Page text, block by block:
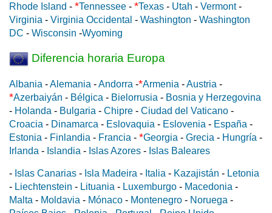
Rhode Island - *Tennessee - *Texas - Utah - Vermont-
Virginia - Virginia Occidental - Washington - Washington
DC - Wisconsin -Wyoming
Diferencia horaria Europa
Albania -Alemania -Andorra -*Armenia -Austria -
*Azerbaiyán - Bélgica - Bielorrusia - Bosnia y Herzegovina
- Holanda - Bulgaria - Chipre - Ciudad del Vaticano -
Croacia - Dinamarca - Eslovaquia - Eslovenia - España -
Estonia - Finlandia - Francia - *Georgia - Grecia - Hungría -
Irlanda - Islandia - Islas Azores - Islas Baleares
- Islas Canarias - Isla Madeira - Italia - Kazajistán - Letonia
- Liechtenstein - Lituania - Luxemburgo - Macedonia -
Malta - Moldavia - Mónaco - Montenegro - Noruega -